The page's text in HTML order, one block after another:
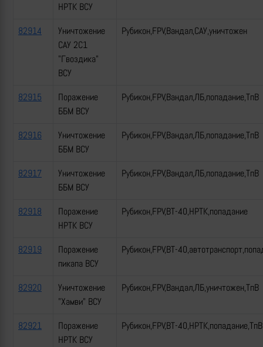
НРТК ВСУ
82914
Уничтожение
САУ 2С1
"Гвоздика"
ВСУ
Рубикон,FPV,Вандал,САУ,уничтожен
82915
Поражение
ББМ ВСУ
Рубикон,FPV,Вандал,ЛБ,попадание,ТпВ
82916
Уничтожение
ББМ ВСУ
Рубикон,FPV,Вандал,ЛБ,попадание,ТпВ
82917
Уничтожение
ББМ ВСУ
Рубикон,FPV,Вандал,ЛБ,попадание,ТпВ
82918
Поражение
НРТК ВСУ
Рубикон,FPV,ВТ-40,НРТК,попадание
82919
Поражение
пикапа ВСУ
Рубикон,FPV,ВТ-
82920
Уничтожение
"Хамви" ВСУ
Рубикон,FPV,Вандал,ЛБ,уничтожен,ТпВ
82921
Поражение
НРТК ВСУ
Рубикон,FPV,ВТ-40,НРТК,попадание,ТпВ